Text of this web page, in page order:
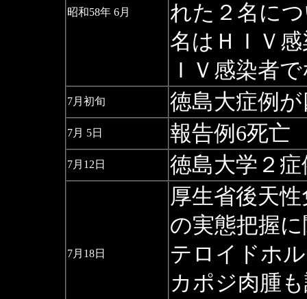
昭和58年 6月
れた２名に
名はＨＩＶ
ＩＶ感染者
7月初旬 徳島大症例
7月 5日 報告例6死亡
7月12日 徳島大学２
7月18日
厚生省後天
の実態把握
テロイドホ
カポジ肉腫